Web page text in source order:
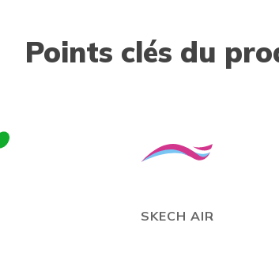
Points clés du
SKECH AIR